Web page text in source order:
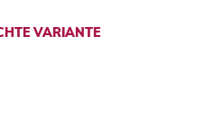
VARIANTE